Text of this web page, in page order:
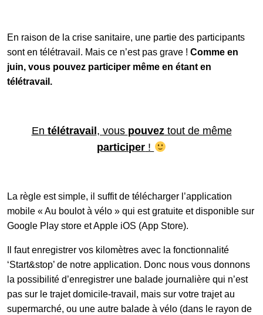
En raison de la crise sanitaire, une partie des participants
sont en télétravail. Mais ce n’est pas grave ! Comme en
juin, vous pouvez participer même en étant en
télétravail.
En télétravail , vous pouveztout de même
participer !
La règle est simple, il suffit de télécharger l’application
mobile « Au boulot à vélo » qui est gratuite et disponible sur
Google Play store et Apple iOS (App Store).
Il faut enregistrer vos kilomètres avec la fonctionnalité
‘Start&stop’ de notre application. Donc nous vous donnons
la possibilité d’enregistrer une balade journalière qui n’est
pas sur le trajet domicile-travail, mais sur votre trajet au
supermarché, ou une autre balade à vélo (dans le rayon de